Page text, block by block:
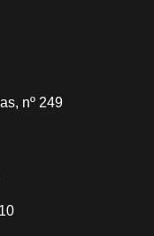
nº 249